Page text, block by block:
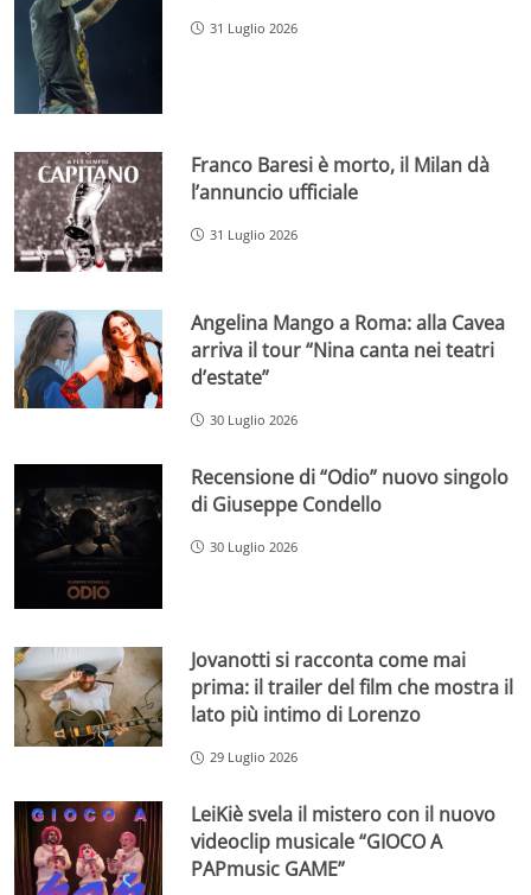
31 Luglio 2026
Franco Baresi è morto, il Milan dà
l’annuncio ufficiale
31 Luglio 2026
Angelina Mango a Roma: alla Cavea
arriva il tour “Nina canta nei teatri
d’estate”
30 Luglio 2026
Recensione di “Odio” nuovo singolo
di Giuseppe Condello
30 Luglio 2026
Jovanotti si racconta come mai
prima: il trailer del film che mostra il
lato più intimo di Lorenzo
29 Luglio 2026
LeiKiè svela il mistero con il nuovo
videoclip musicale “GIOCO A
PAPmusic GAME”